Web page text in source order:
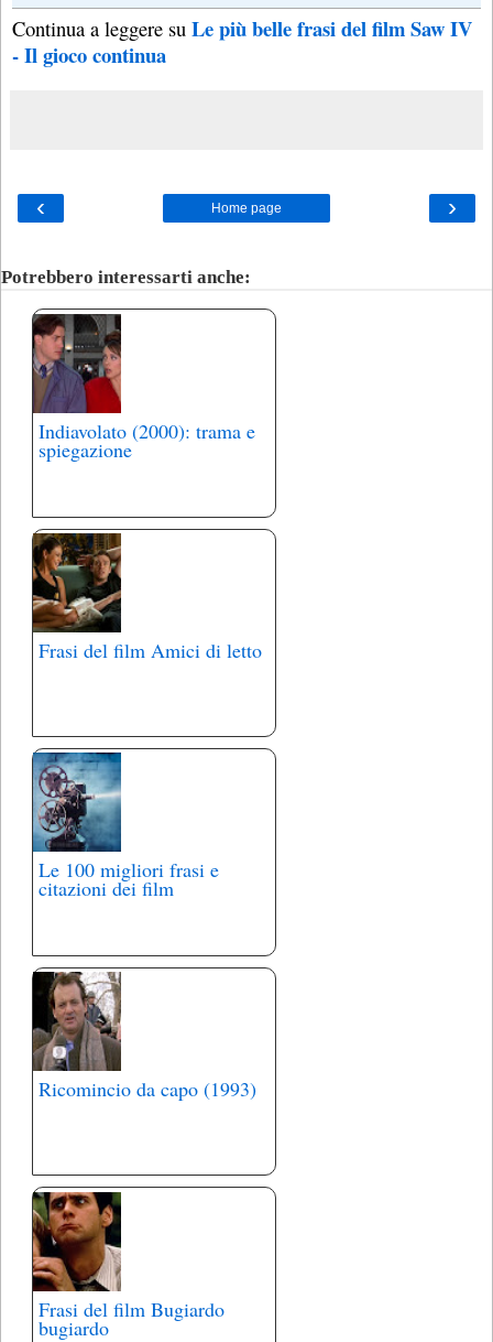
Continua a leggere su Le più belle frasi del film Saw IV
- Il gioco continua
‹ ›
Home page
Potrebbero interessarti anche:
Indiavolato (2000): trama e
spiegazione
Frasi del film Amici di letto
Le 100 migliori frasi e
citazioni dei film
Ricomincio da capo (1993)
Frasi del film Bugiardo
bugiardo